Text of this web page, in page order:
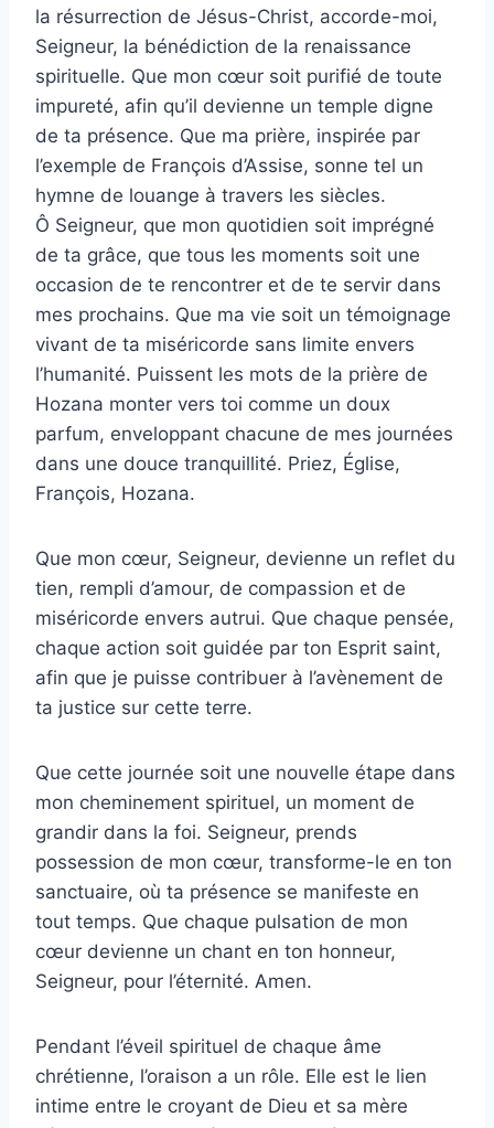
la résurrection de Jésus-Christ, accorde-moi,
Seigneur, la bénédiction de la renaissance
spirituelle. Que mon cœur soit purifié de toute
impureté, afin qu’il devienne un temple digne
de ta présence. Que ma prière, inspirée par
l’exemple de François d’Assise, sonne tel un
hymne de louange à travers les siècles.
Ô Seigneur, que mon quotidien soit imprégné
de ta grâce, que tous les moments soit une
occasion de te rencontrer et de te servir dans
mes prochains. Que ma vie soit un témoignage
vivant de ta miséricorde sans limite envers
l’humanité. Puissent les mots de la prière de
Hozana monter vers toi comme un doux
parfum, enveloppant chacune de mes journées
dans une douce tranquillité. Priez, Église,
François, Hozana.
Que mon cœur, Seigneur, devienne un reflet du
tien, rempli d’amour, de compassion et de
miséricorde envers autrui. Que chaque pensée,
chaque action soit guidée par ton Esprit saint,
afin que je puisse contribuer à l’avènement de
ta justice sur cette terre.
Que cette journée soit une nouvelle étape dans
mon cheminement spirituel, un moment de
grandir dans la foi. Seigneur, prends
possession de mon cœur, transforme-le en ton
sanctuaire, où ta présence se manifeste en
tout temps. Que chaque pulsation de mon
cœur devienne un chant en ton honneur,
Seigneur, pour l’éternité. Amen.
Pendant l’éveil spirituel de chaque âme
chrétienne, l’oraison a un rôle. Elle est le lien
intime entre le croyant de Dieu et sa mère